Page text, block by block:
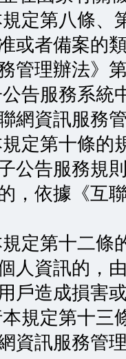
定第八條、
或者備案的
管理辦法》
告服務系統
網資訊服務
定第十條的
公告服務規
，依據《互
定第十二條
人資訊的，
戶造成損害
規定第十三
資訊服務管